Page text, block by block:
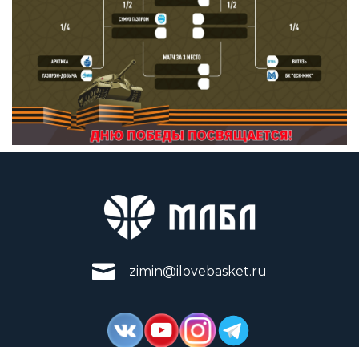
zimin@ilovebasket.ru